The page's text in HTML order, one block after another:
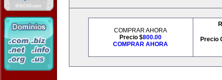
COMPRAR AHORA
Precio $800.00
COMPRAR AHORA
Precio